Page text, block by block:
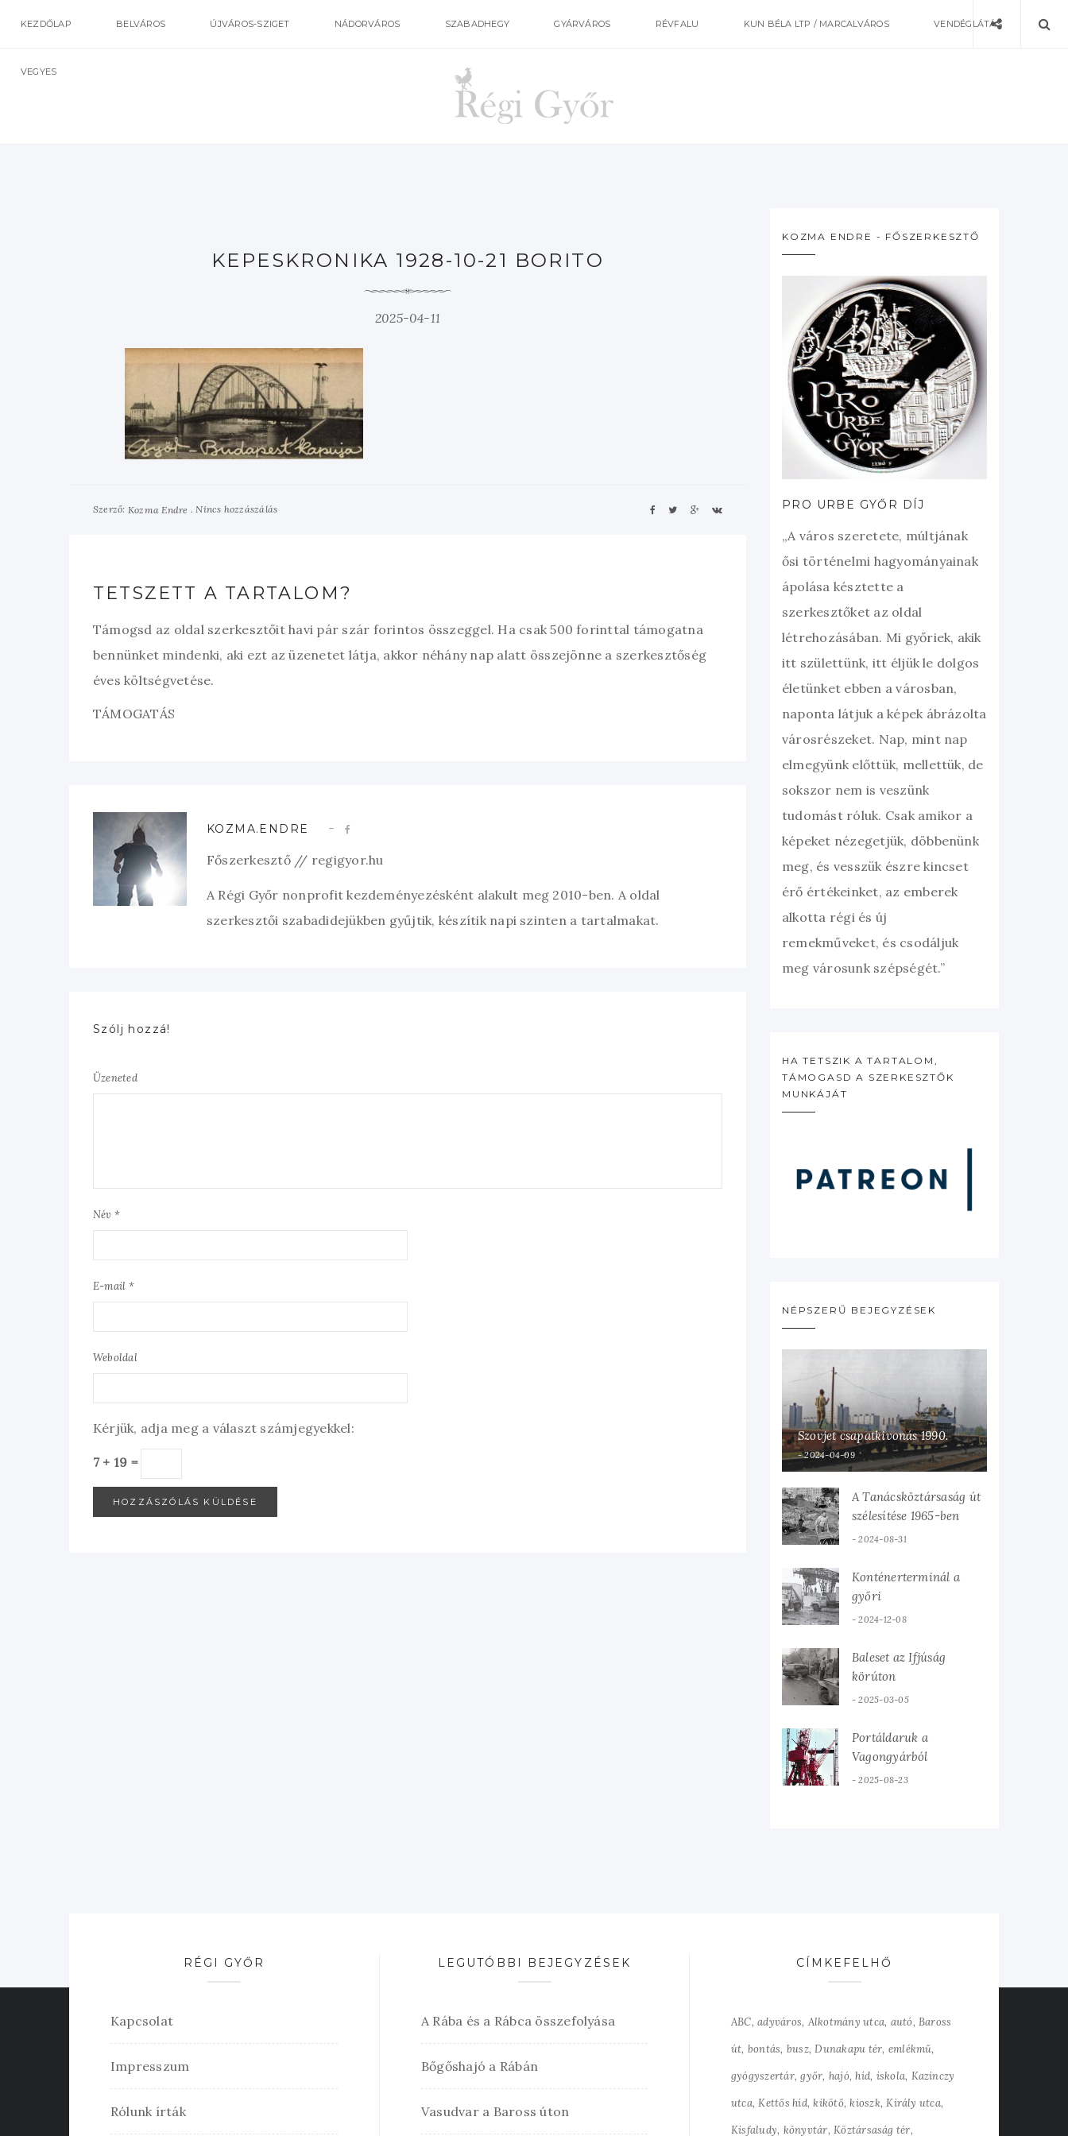
KEZDŐLAP BELVÁROS ÚJVÁROS-SZIGET NÁDORVÁROS SZABADHEGY GYÁRVÁROS RÉVFALU KUN BÉLA LTP / MARCALVÁROS VENDÉGLÁTÁS
VEGYES
KEPESKRONIKA 1928-10-21 BORITO
2025-04-11
Szerző: Kozma Endre Nincs hozzászálás
TETSZETT A TARTALOM?
Támogsd az oldal szerkesztőit havi pár szár forintos összeggel. Ha csak 500 forinttal támogatna
bennünket mindenki, aki ezt az üzenetet látja, akkor néhány nap alatt összejönne a szerkesztőség
éves költségvetése.
TÁMOGATÁS
KOZMA.ENDRE
Főszerkesztő // regigyor.hu
A Régi Győr nonprofit kezdeményezésként alakult meg 2010-ben. A oldal
szerkesztői szabadidejükben gyűjtik, készítik napi szinten a tartalmakat.
Szólj hozzá!
Üzeneted
Név *
E-mail *
Weboldal
Kérjük, adja meg a választ számjegyekkel:
7 + 19 =
KOZMA ENDRE - FŐSZERKESZTŐ
PRO URBE GYŐR DÍJ
„A város szeretete, múltjának
ősi történelmi hagyományainak
ápolása késztette a
szerkesztőket az oldal
létrehozásában. Mi győriek, akik
itt születtünk, itt éljük le dolgos
életünket ebben a városban,
naponta látjuk a képek ábrázolta
városrészeket. Nap, mint nap
elmegyünk előttük, mellettük, de
sokszor nem is veszünk
tudomást róluk. Csak amikor a
képeket nézegetjük, döbbenünk
meg, és vesszük észre kincset
érő értékeinket, az emberek
alkotta régi és új
remekműveket, és csodáljuk
meg városunk szépségét.”
HA TETSZIK A TARTALOM,
TÁMOGASD A SZERKESZTŐK
MUNKÁJÁT
NÉPSZERŰ BEJEGYZÉSEK
Szovjet csapatkivonás 1990.
2024-04-09
A Tanácsköztársaság út
szélesítése 1965-ben
2024-08-31
Konténerterminál a
győri
teherpályaudvaron
2024-12-08
Baleset az Ifjúság
körúton
2025-03-05
Portáldaruk a
Vagongyárból
2025-08-23
RÉGI GYŐR
Kapcsolat
Impresszum
Rólunk írták
LEGUTÓBBI BEJEGYZÉSEK
A Rába és a Rábca összefolyása
Bőgőshajó a Rábán
Vasudvar a Baross úton
CÍMKEFELHŐ
ABC adyváros Alkotmány utca autó Baross
út bontás busz Dunakapu tér emlékmű
gyógyszertár győr hajó híd iskola Kazinczy
utca Kettős híd kikötő kioszk Király utca
Kisfaludy könyvtár Köztársaság tér